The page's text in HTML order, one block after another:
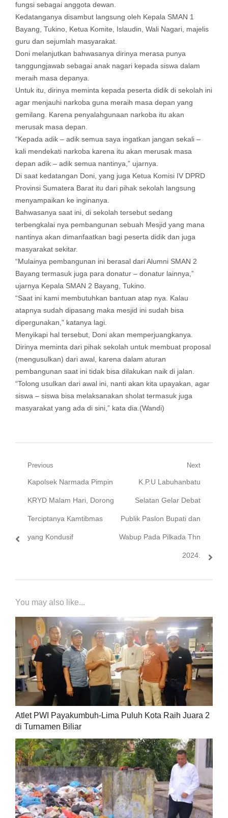
fungsi sebagai anggota dewan.
Kedatanganya disambut langsung oleh Kepala SMAN 1
Bayang, Tukino, Ketua Komite, Islaudin, Wali Nagari, majelis
guru dan sejumlah masyarakat.
Doni melanjutkan bahwasanya dirinya merasa punya
tanggungjawab sebagai anak nagari kepada siswa dalam
meraih masa depanya.
Untuk itu, dirinya meminta kepada peserta didik di sekolah ini
agar menjauhi narkoba guna meraih masa depan yang
gemilang. Karena penyalahgunaan narkoba itu akan
merusak masa depan.
“Kepada adik – adik semua saya ingatkan jangan sekali –
kali mendekati narkoba karena itu akan merusak masa
depan adik – adik semua nantinya,” ujarnya.
Di saat kedatangan Doni, yang juga Ketua Komisi IV DPRD
Provinsi Sumatera Barat itu dari pihak sekolah langsung
menyampaikan ke inginanya.
Bahwasanya saat ini, di sekolah tersebut sedang
terbengkalai nya pembangunan sebuah Mesjid yang mana
nantinya akan dimanfaatkan bagi peserta didik dan juga
masyarakat sekitar.
“Mulainya pembangunan ini berasal dari Alumni SMAN 2
Bayang termasuk juga para donatur – donatur lainnya,”
ujarnya Kepala SMAN 2 Bayang, Tukino.
“Saat ini kami membutuhkan bantuan atap nya. Kalau
atapnya sudah dipasang maka mesjid ini sudah bisa
dipergunakan,” katanya lagi.
Menyikapi hal tersebut, Doni akan memperjuangkanya.
Dirinya meminta dari pihak sekolah untuk membuat proposal
(mengusulkan) dari awal, karena dalam aturan
pembangunan saat ini tidak bisa dilakukan naik di jalan.
“Tolong usulkan dari awal ini, nanti akan kita upayakan, agar
siswa – siswa bisa melaksanakan sholat termasuk juga
masyarakat yang ada di sini,” kata dia.(Wandi)
Navigasi
pos
Previous
Previous
post:
Kapolsek Narmada Pimpin
KRYD Malam Hari, Dorong
Terciptanya Kamtibmas
yang Kondusif
Next
Next
post:
K.P.U Labuhanbatu
Selatan Gelar Debat
Publik Paslon Bupati dan
Wabup Pada Pilkada Thn
2024.
You may also like...
Atlet PWI Payakumbuh-Lima Puluh Kota Raih Juara 2
di Turnamen Biliar